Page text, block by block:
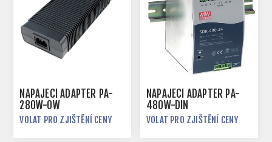
NAPÁJECÍ ADAPTÉR PA-
280W-OW
VOLAT PRO ZJIŠTĚNÍ CENY
NAPÁJECÍ ADAPTÉR PA-
480W-DIN
VOLAT PRO ZJIŠTĚNÍ CENY